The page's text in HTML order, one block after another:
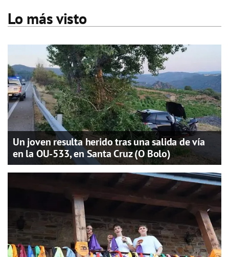
Lo más visto
Un joven resulta herido tras una salida de vía
en la OU-533, en Santa Cruz (O Bolo)